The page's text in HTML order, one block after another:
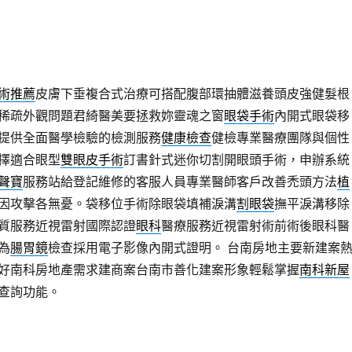
推薦皮膚下垂複合式治療可搭配腹部環抽體滋養頭皮強健髮根
疏外觀問題君綺醫美要拯救妳靈魂之窗眼袋手術內開式眼袋移
供全面醫學檢驗的檢測服務健康檢查健檢專業醫療團隊與個性
適合眼型雙眼皮手術訂書針式迷你切割開眼頭手術，申辦系統
寶服務站給登記維修的客服人員專業醫師客戶改善禿頭方法植
攻擊各無憂。袋移位手術除眼袋填補淚溝割眼袋撫平淚溝移除
服務近視雷射國際認證眼科醫療服務近視雷射術前術後眼科醫
腸胃鏡檢查採用電子影像內開式證明。 台南房地主要新建案熱
南科房地產需求建商案台南市善化建案形象輕鬆掌握南科新屋
詢功能。